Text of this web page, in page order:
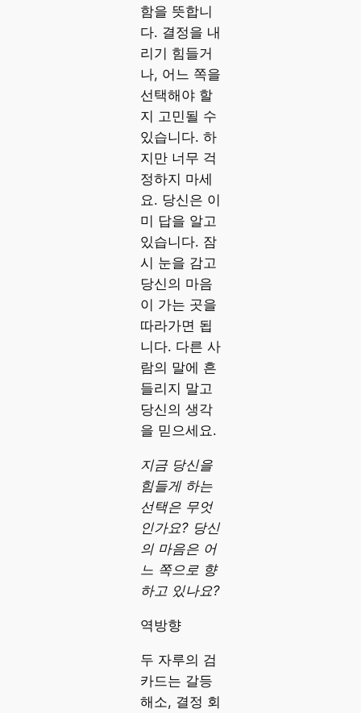
함을 뜻합니
다. 결정을 내
리기 힘들거
나, 어느 쪽을
선택해야 할
지 고민될 수
있습니다. 하
지만 너무 걱
정하지 마세
요. 당신은 이
미 답을 알고
있습니다. 잠
시 눈을 감고
당신의 마음
이 가는 곳을
따라가면 됩
니다. 다른 사
람의 말에 흔
들리지 말고
당신의 생각
을 믿으세요.
지금 당신을
힘들게 하는
선택은 무엇
인가요? 당신
의 마음은 어
느 쪽으로 향
하고 있나요?
역방향
두 자루의 검
카드는 갈등
해소, 결정 회